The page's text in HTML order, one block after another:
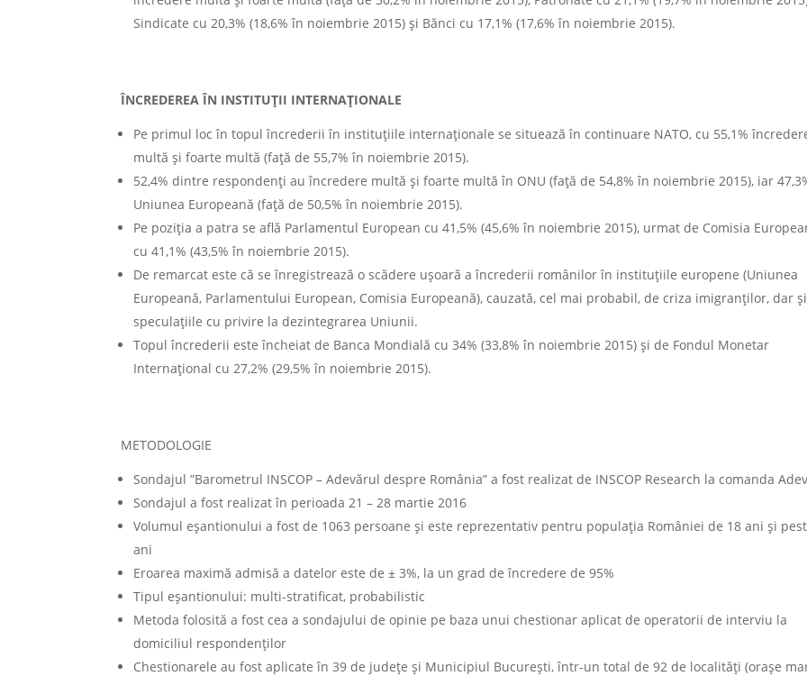
Sindicate cu 20,3% (18,6% în noiembrie 2015) și Bănci cu 17,1% (17,6% în noiembrie 2015).
ÎNCREDEREA ÎN INSTITUȚII INTERNAȚIONALE
Pe primul loc în topul încrederii în instituțiile internaționale se situează în continuare NATO, cu 55,1%
multă și foarte multă (față de 55,7% în noiembrie 2015).
52,4% dintre respondenți au încredere multă și foarte multă în ONU (față de 54,8% în noiembrie 2015), iar
Uniunea Europeană (față de 50,5% în noiembrie 2015).
Pe poziția a patra se află Parlamentul European cu 41,5% (45,6% în noiembrie 2015), urmat de Comisia
cu 41,1% (43,5% în noiembrie 2015).
De remarcat este că se înregistrează o scădere ușoară a încrederii românilor în instituțiile europene (Uniunea
Europeană, Parlamentului European, Comisia Europeană), cauzată, cel mai probabil, de criza imigranților, dar
speculațiile cu privire la dezintegrarea Uniunii.
Topul încrederii este încheiat de Banca Mondială cu 34% (33,8% în noiembrie 2015) și de Fondul Monetar
Internațional cu 27,2% (29,5% în noiembrie 2015).
METODOLOGIE
Sondajul ”Barometrul INSCOP – Adevărul despre România” a fost realizat de INSCOP Research la comanda
Sondajul a fost realizat în perioada 21 – 28 martie 2016
Volumul eșantionului a fost de 1063 persoane și este reprezentativ pentru populația României de 18 ani și
ani
Eroarea maximă admisă a datelor este de ± 3%, la un grad de încredere de 95%
Tipul eșantionului: multi-stratificat, probabilistic
Metoda folosită a fost cea a sondajului de opinie pe baza unui chestionar aplicat de operatorii de interviu la
domiciliul respondenţilor
Chestionarele au fost aplicate în 39 de județe și Municipiul București, într-un total de 92 de localități (orașe